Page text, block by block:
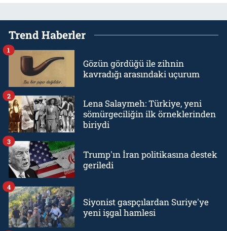
Trend Haberler
Gözün gördüğü ile zihnin
kavradığı arasındaki uçurum
1
Lena Salaymeh: Türkiye, yeni
sömürgeciliğin ilk örneklerinden
biriydi
2
Trump'ın İran politikasına destek
geriledi
3
Siyonist gaspçılardan Suriye'ye
yeni işgal hamlesi
4